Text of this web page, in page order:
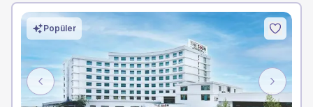
Previous Next
Popüler